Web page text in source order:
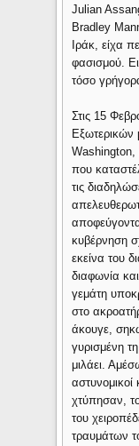
Julian
Bradley
Ιράκ, είχα
φασισμού.
τόσο
Στις 15
Εξωτερικών
Washington,
που
τις
κυβέρνηση
εκείνα του
διαφωνία
γεμάτη
στο
άκουγε,
γυρισμένη
μιλάει.
αστυνομικοί
χτύπησαν,
του
τραυμάτων